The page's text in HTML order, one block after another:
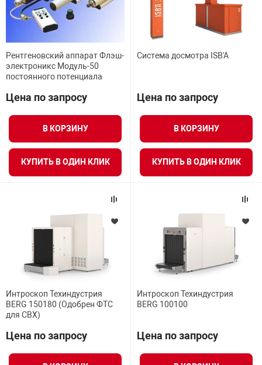
Рентгеновский аппарат Флэш-
электроникс Модуль-50
постоянного потенциала
Цена по запросу
В КОРЗИНУ
КУПИТЬ В ОДИН КЛИК
Система досмотра ISB'A
Цена по запросу
В КОРЗИНУ
КУПИТЬ В ОДИН КЛИК
Интроскоп Техиндустрия
BERG 150180 (Одобрен ФТС
для СВХ)
Цена по запросу
Интроскоп Техиндустрия
BERG 100100
Цена по запросу